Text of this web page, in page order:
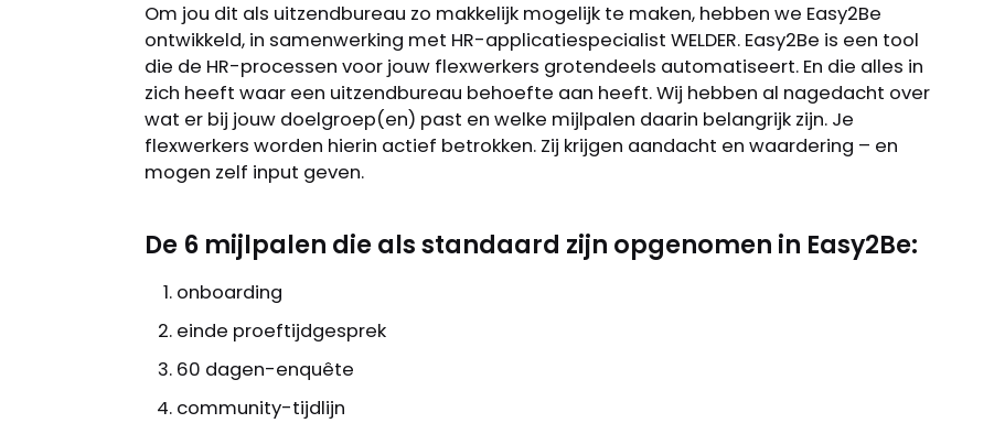
Om jou dit als uitzendbureau zo makkelijk mogelijk te maken, hebben we Easy2Be
ontwikkeld, in samenwerking met HR-applicatiespecialist WELDER. Easy2Be is een tool
die de HR-processen voor jouw flexwerkers grotendeels automatiseert. En die alles in
zich heeft waar een uitzendbureau behoefte aan heeft. Wij hebben al nagedacht over
wat er bij jouw doelgroep(en) past en welke mijlpalen daarin belangrijk zijn. Je
flexwerkers worden hierin actief betrokken. Zij krijgen aandacht en waardering – en
mogen zelf input geven.
De 6 mijlpalen die als standaard zijn opgenomen in Easy2Be:
onboarding
einde proeftijdgesprek
60 dagen-enquête
community-tijdlijn